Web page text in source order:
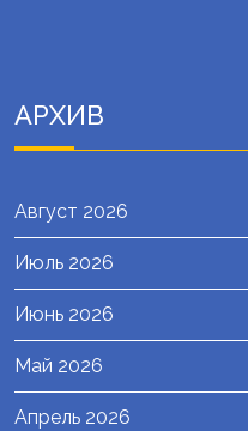
АРХИВ
Август 2026
Июль 2026
Июнь 2026
Май 2026
Апрель 2026